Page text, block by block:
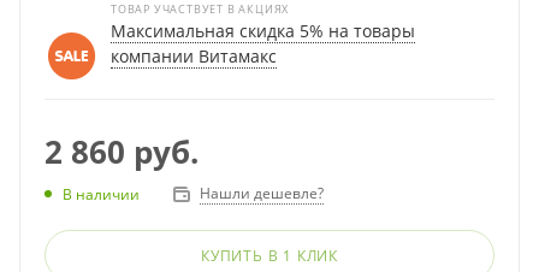
Применение:
Природный антисептик против бактерий и грибков.
ТОВАР УЧАСТВУЕТ В АКЦИЯХ
Максимальная скидка 5% на товары
компании Витамакс
2 860 руб.
В наличии Нашли дешевле?
КУПИТЬ В 1 КЛИК